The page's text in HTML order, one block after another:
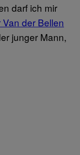
darf ich mir
der Bellen
junger Mann,